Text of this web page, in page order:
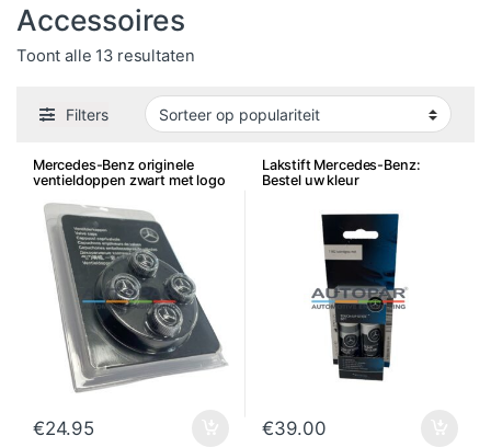
Accessoires
Toont alle 13 resultatenGesorteerd op populariteit
Filters
Mercedes-Benz originele
ventieldoppen zwart met logo
€24.95
Lakstift Mercedes-Benz:
Bestel uw kleur
€39.00